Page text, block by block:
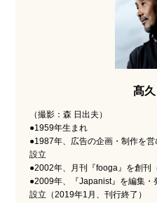
髙
（撮影：森 日出夫）
●1959年生まれ
●1987年、広告の企画・制作を
設立
●2002年、月刊『fooga』を創刊
●2009年、『Japanist』を編集・
設立（2019年1月、刊行終了）